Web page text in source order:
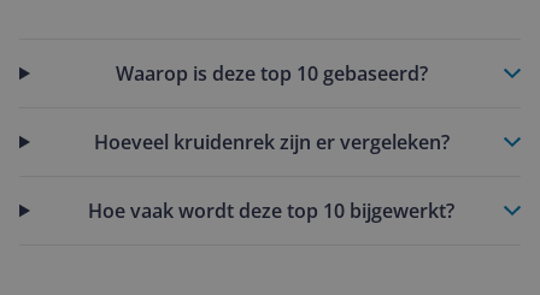
Waarop is deze top 10 gebaseerd?
Hoeveel kruidenrek zijn er vergeleken?
Hoe vaak wordt deze top 10 bijgewerkt?